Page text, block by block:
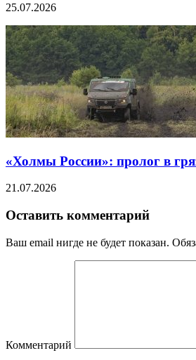
25.07.2026
«Холмы России»: пролог в
21.07.2026
Оставить комментарий
Ваш email нигде не будет показан.
Комментарий